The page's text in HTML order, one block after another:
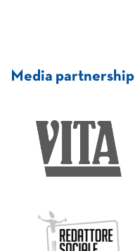
Media partnership